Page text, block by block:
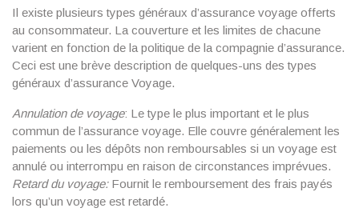
Il existe plusieurs types généraux d’assurance voyage offerts
au consommateur. La couverture et les limites de chacune
varient en fonction de la politique de la compagnie d’assurance.
Ceci est une brève description de quelques-uns des types
généraux d’assurance Voyage.
Annulation de voyage: Le type le plus important et le plus
commun de l’assurance voyage. Elle couvre généralement les
paiements ou les dépôts non remboursables si un voyage est
annulé ou interrompu en raison de circonstances imprévues.
Retard du voyage: Fournit le remboursement des frais payés
lors qu’un voyage est retardé.